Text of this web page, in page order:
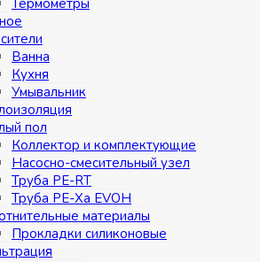
Ванна
Кухня
Умывальник
пол
Коллектор и комплектующие
Насосно-смесительный узел
Труба PE-RT
Труба PE-Xa EVOH
материалы
Прокладки силиконовые